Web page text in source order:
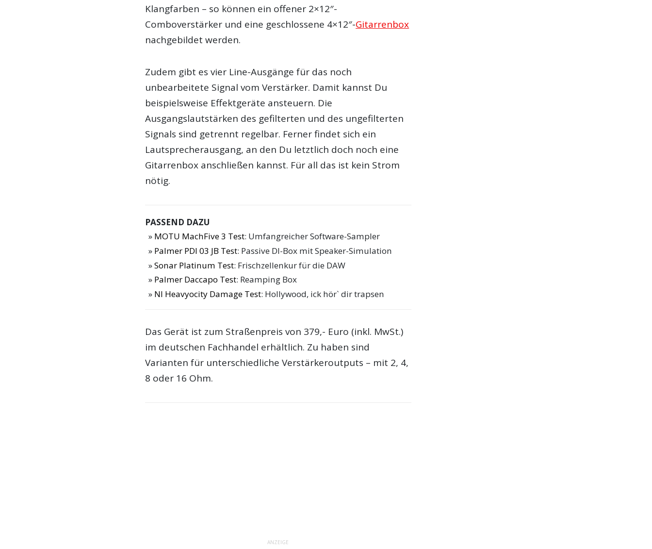
Klangfarben – so können ein offener 2×12″-
Comboverstärker und eine geschlossene 4×12″-Gitarrenbox
nachgebildet werden.
Zudem gibt es vier Line-Ausgänge für das noch
unbearbeitete Signal vom Verstärker. Damit kannst Du
beispielsweise Effektgeräte ansteuern. Die
Ausgangslautstärken des gefilterten und des ungefilterten
Signals sind getrennt regelbar. Ferner findet sich ein
Lautsprecherausgang, an den Du letztlich doch noch eine
Gitarrenbox anschließen kannst. Für all das ist kein Strom
nötig.
PASSEND DAZU
MOTU MachFive 3 Test: Umfangreicher Software-Sampler
Palmer PDI 03 JB Test: Passive DI-Box mit Speaker-Simulation
Sonar Platinum Test: Frischzellenkur für die DAW
Palmer Daccapo Test: Reamping Box
NI Heavyocity Damage Test: Hollywood, ick hör` dir trapsen
Das Gerät ist zum Straßenpreis von 379,- Euro (inkl. MwSt.)
im deutschen Fachhandel erhältlich. Zu haben sind
Varianten für unterschiedliche Verstärkeroutputs – mit 2, 4,
8 oder 16 Ohm.
ANZEIGE